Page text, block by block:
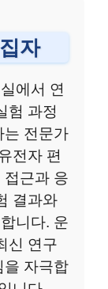
자
에서 연
험 과정
는 전문가
전자 편
접근과 응
결과와
니다. 운
신 연구
을 자극합